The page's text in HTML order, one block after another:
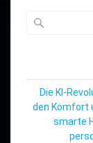
Die KI-
den Komfort
smarte